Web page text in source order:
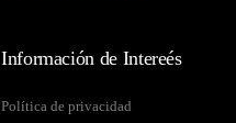
Información de Intereés
Política de privacidad